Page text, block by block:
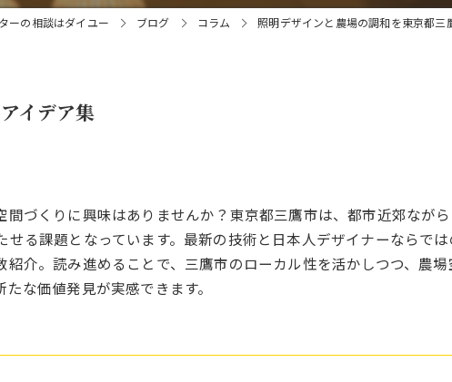
ーの相談はダイユー ブログ コラム 照明デザインと農場の調和を東京都三
イデア集
づくりに興味はありませんか？東京都三鷹市は、都市近郊なが
る課題となっています。最新の技術と日本人デザイナーならで
介。読み進めることで、三鷹市のローカル性を活かしつつ、農
な価値発見が実感できます。